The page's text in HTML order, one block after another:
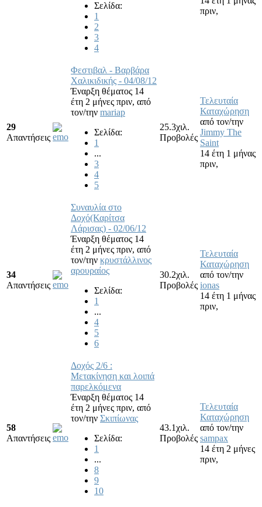
Σελίδα:
1
2
3
4
πριν,
29
Απαντήσεις
Φεστιβαλ - Βαρβάρα
Χαλικιδικής - 04/08/12
Έναρξη θέματος 14
έτη 2 μήνες πριν, από
τον/την mariap
Σελίδα:
1
...
3
4
5
25.3χιλ.
Προβολές
Τελευταία
Καταχώρηση
από τον/την
Jimmy The
Saint
14 έτη 1 μήνας
πριν,
34
Απαντήσεις
Συναυλία στο
Δοχό(Καρίτσα
Λάρισας) - 02/06/12
Έναρξη θέματος 14
έτη 2 μήνες πριν, από
τον/την κρυστάλλινος
αρουραίος
Σελίδα:
1
...
4
5
6
30.2χιλ.
Προβολές
Τελευταία
Καταχώρηση
από τον/την
ionas
14 έτη 1 μήνας
πριν,
58
Απαντήσεις
Δοχός 2/6 :
Mετακίνηση και λοιπά
παρελκόμενα
Έναρξη θέματος 14
έτη 2 μήνες πριν, από
τον/την Σκιπίωνας
Σελίδα:
1
...
8
9
10
43.1χιλ.
Προβολές
Τελευταία
Καταχώρηση
από τον/την
sampax
14 έτη 2 μήνες
πριν,